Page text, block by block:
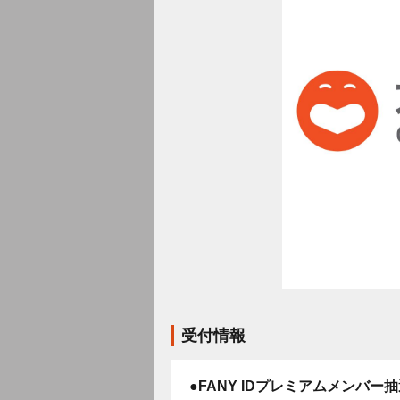
受付情報
●FANY IDプレミアムメンバー